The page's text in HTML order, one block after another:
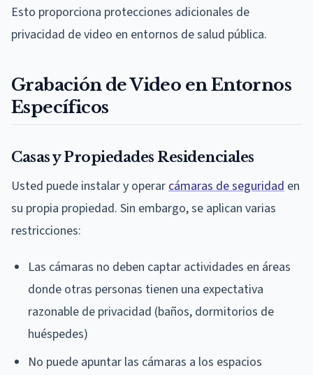
Esto proporciona protecciones adicionales de
privacidad de video en entornos de salud pública.
Grabación de Video en Entornos
Específicos
Casas y Propiedades Residenciales
Usted puede instalar y operarcámaras de seguridad en
su propia propiedad. Sin embargo, se aplican varias
restricciones:
Las cámaras no deben captar actividades en áreas
donde otras personas tienen una expectativa
razonable de privacidad (baños, dormitorios de
huéspedes)
No puede apuntar las cámaras a los espacios